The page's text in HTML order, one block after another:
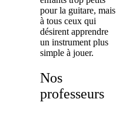
pour la guitare, mais
à tous ceux qui
désirent apprendre
un instrument plus
simple à jouer.
Nos
professeurs